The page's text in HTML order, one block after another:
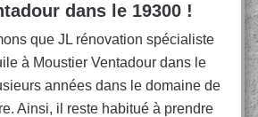
dans le 19300 !
que JL rénovation spécialiste
à Moustier Ventadour dans le
années dans le domaine de
Ainsi, il reste habitué à prendre